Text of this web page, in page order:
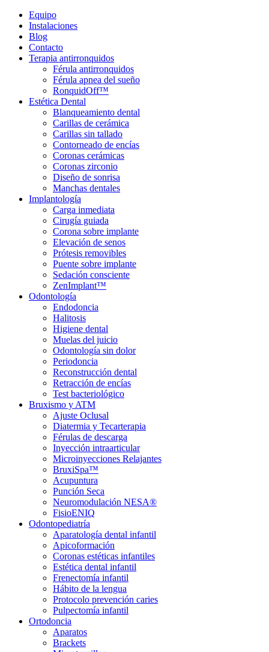
Equipo
Instalaciones
Blog
Contacto
Terapia antirronquidos
Férula antirronquidos
Férula apnea del sueño
RonquidOff™
Estética Dental
Blanqueamiento dental
Carillas de cerámica
Carillas sin tallado
Contorneado de encías
Coronas cerámicas
Coronas zirconio
Diseño de sonrisa
Manchas dentales
Implantología
Carga inmediata
Cirugía guiada
Corona sobre implante
Elevación de senos
Prótesis removibles
Puente sobre implante
Sedación consciente
ZenImplant™
Odontología
Endodoncia
Halitosis
Higiene dental
Muelas del juicio
Odontología sin dolor
Periodoncia
Reconstrucción dental
Retracción de encías
Test bacteriológico
Bruxismo y ATM
Ajuste Oclusal
Diatermia y Tecarterapia
Férulas de descarga
Inyección intraarticular
Microinyecciones Relajantes
BruxiSpa™
Acupuntura
Punción Seca
Neuromodulación NESA®
FisioENIQ
Odontopediatría
Aparatología dental infantil
Apicoformación
Coronas estéticas infantiles
Estética dental infantil
Frenectomía infantil
Hábito de la lengua
Protocolo prevención caries
Pulpectomía infantil
Ortodoncia
Aparatos
Brackets